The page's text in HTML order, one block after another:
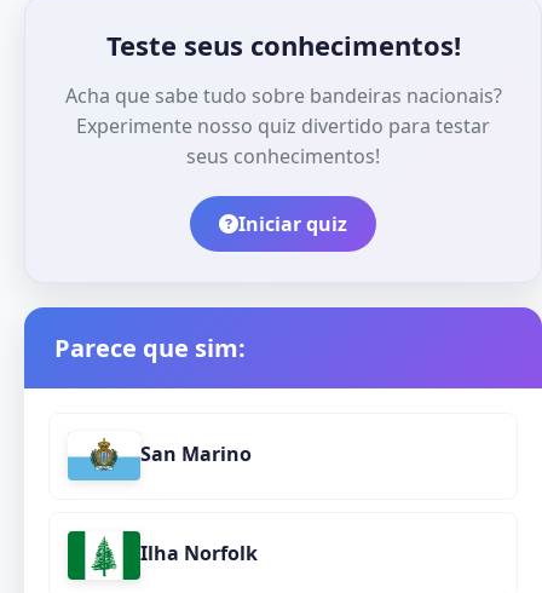
Teste seus conhecimentos!
Acha que sabe tudo sobre bandeiras nacionais?
Experimente nosso quiz divertido para testar
seus conhecimentos!
Iniciar quiz
Parece que sim:
San Marino
Ilha Norfolk